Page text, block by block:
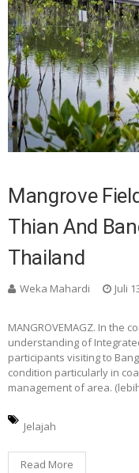
Mangrove
Thian And
Thailand
Weka Mahardi Juli
MANGROVEMAGZ. In the
understanding of
participants visiting to
condition particularly in
management of area.
Jelajah
Read More